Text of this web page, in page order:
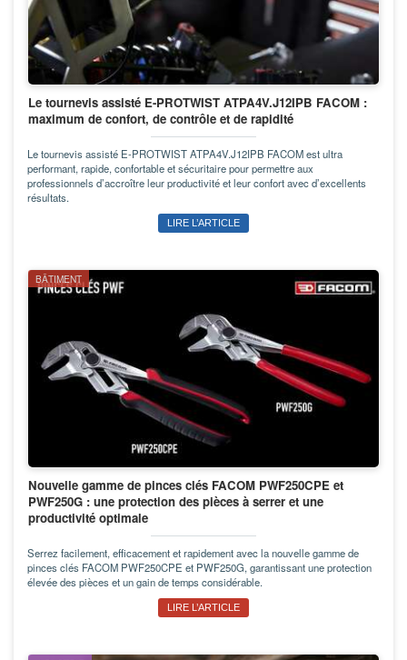
Le tournevis assisté E-PROTWIST ATPA4V.J12IPB FACOM :
maximum de confort, de contrôle et de rapidité
Le tournevis assisté E-PROTWIST ATPA4V.J12IPB FACOM est ultra
performant, rapide, confortable et sécuritaire pour permettre aux
professionnels d’accroître leur productivité et leur confort avec d’excellents
résultats.
LIRE L’ARTICLE
BÂTIMENT
Nouvelle gamme de pinces clés FACOM PWF250CPE et
PWF250G : une protection des pièces à serrer et une
productivité optimale
Serrez facilement, efficacement et rapidement avec la nouvelle gamme de
pinces clés FACOM PWF250CPE et PWF250G, garantissant une protection
élevée des pièces et un gain de temps considérable.
LIRE L’ARTICLE